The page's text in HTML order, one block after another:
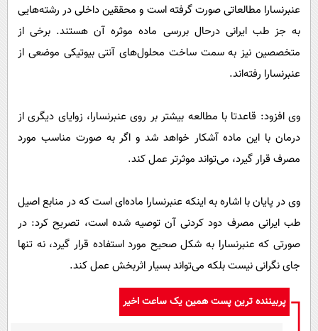
عنبرنسارا مطالعاتی صورت گرفته است و محققین داخلی در رشته‌هایی
به جز طب ایرانی درحال بررسی ماده موثره آن هستند. برخی از
متخصصین نیز به سمت ساخت محلول‌های آنتی بیوتیکی موضعی از
عنبرنسارا رفته‌اند.
وی افزود: قاعدتا با مطالعه بیشتر بر روی عنبرنسارا، زوایای دیگری از
درمان با این ماده آشکار خواهد شد و اگر به صورت مناسب مورد
مصرف قرار گیرد، می‌تواند موثرتر عمل کند.
وی در پایان با اشاره به اینکه عنبرنسارا ماده‌ای است که در منابع اصیل
طب ایرانی مصرف دود کردنی آن توصیه شده است، تصریح کرد: در
صورتی که عنبرنسارا به شکل صحیح مورد استفاده قرار گیرد، نه تنها
جای نگرانی نیست بلکه می‌تواند بسیار اثربخش عمل کند.
پربیننده ترین پست همین یک ساعت اخیر